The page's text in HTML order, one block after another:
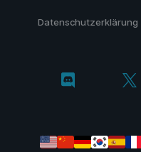
Datenschutzerklärung